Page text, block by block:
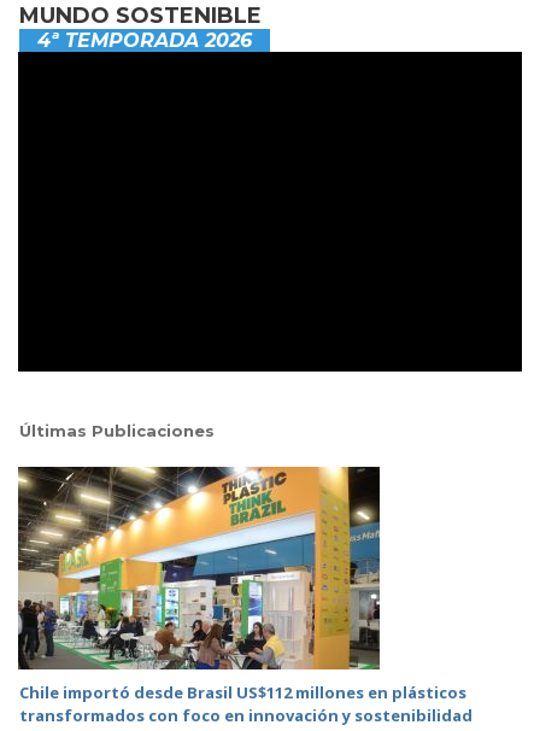
MUNDO SOSTENIBLE
4ª TEMPORADA 2026
Últimas Publicaciones
Chile importó desde Brasil US$112 millones en plásticos
transformados con foco en innovación y sostenibilidad